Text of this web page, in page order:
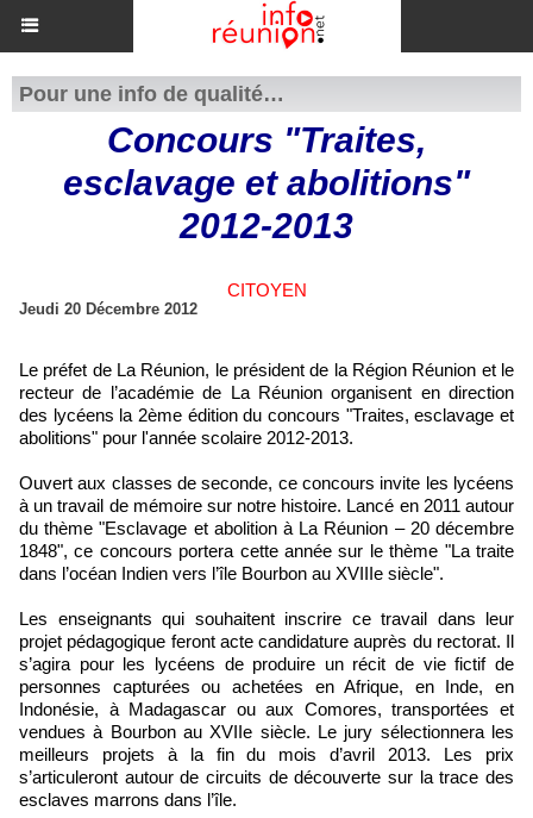
Pour une info de qualité…
Concours "Traites,
esclavage et abolitions"
2012-2013
CITOYEN
Jeudi 20 Décembre 2012
Le préfet de La Réunion, le président de la Région Réunion et le
recteur de l’académie de La Réunion organisent en direction
des lycéens la 2ème édition du concours "Traites, esclavage et
abolitions" pour l'année scolaire 2012-2013.
Ouvert aux classes de seconde, ce concours invite les lycéens
à un travail de mémoire sur notre histoire. Lancé en 2011 autour
du thème "Esclavage et abolition à La Réunion – 20 décembre
1848", ce concours portera cette année sur le thème "La traite
dans l’océan Indien vers l’île Bourbon au XVIIIe siècle".
Les enseignants qui souhaitent inscrire ce travail dans leur
projet pédagogique feront acte candidature auprès du rectorat. Il
s’agira pour les lycéens de produire un récit de vie fictif de
personnes capturées ou achetées en Afrique, en Inde, en
Indonésie, à Madagascar ou aux Comores, transportées et
vendues à Bourbon au XVIIe siècle. Le jury sélectionnera les
meilleurs projets à la fin du mois d’avril 2013. Les prix
s’articuleront autour de circuits de découverte sur la trace des
esclaves marrons dans l’île.